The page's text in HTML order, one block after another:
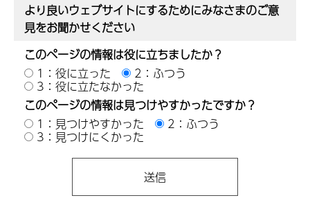
より良いウェブサイトにするためにみなさまのご意
見をお聞かせください
このページの情報は役に立ちましたか？
1：役に立った
2：ふつう
3：役に立たなかった
このページの情報は見つけやすかったですか？
1：見つけやすかった
2：ふつう
3：見つけにくかった